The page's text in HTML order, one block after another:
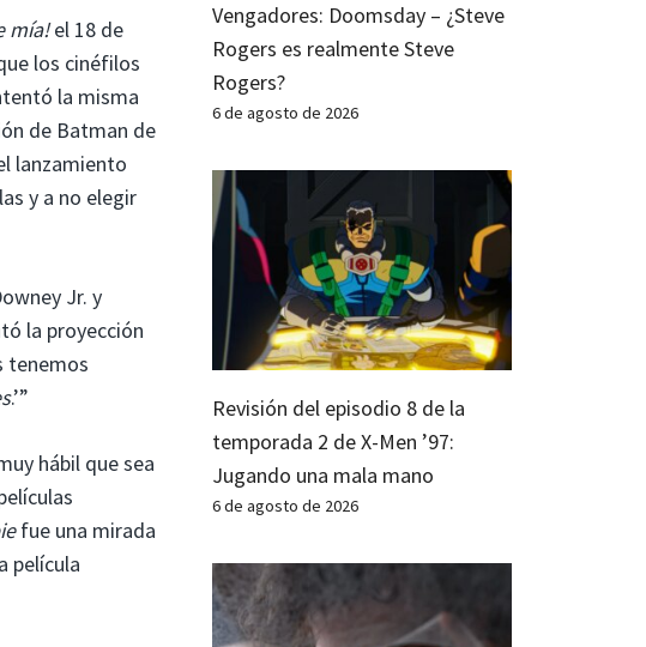
mía!el 18 de
los cinéfilos
la misma
de Batman de
lanzamiento
y a no elegir
Jr. y
la proyección
tenemos
.’”
hábil que sea
fue una mirada
película
Vengadores: Doomsday – ¿Steve
Rogers es realmente Steve
Rogers?
6 de agosto de 2026
Revisión del episodio 8 de la
temporada 2 de X-Men ’97:
Jugando una mala mano
6 de agosto de 2026